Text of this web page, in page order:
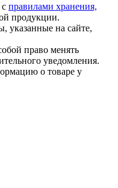
правилами хранения,
продукции.
указанные на сайте,
право менять
уведомления.
о товаре у